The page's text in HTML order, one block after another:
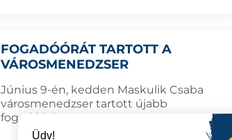
FOGADÓÓRÁT TARTOTT A
VÁROSMENEDZSER
Június 9-én, kedden Maskulik Csaba
városmenedzser tartott újabb
fogadóórát.
Üdv!